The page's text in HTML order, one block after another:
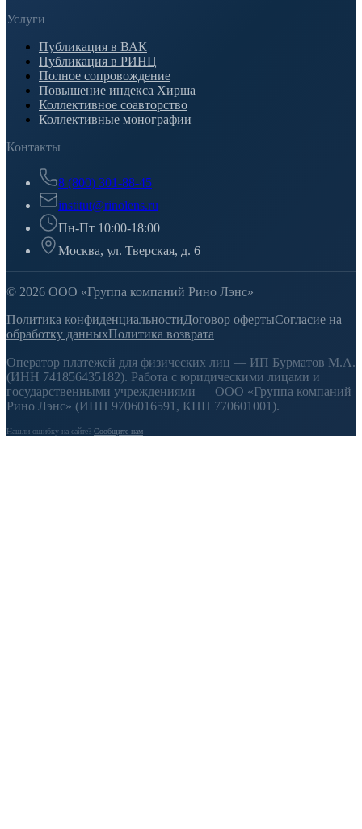
Услуги
Публикация в ВАК
Публикация в РИНЦ
Полное сопровождение
Повышение индекса Хирша
Коллективное соавторство
Коллективные монографии
Контакты
8 (800) 301-88-45
institut@rinolens.ru
Пн-Пт 10:00-18:00
Москва, ул. Тверская, д. 6
© 2026 ООО «Группа компаний Рино Лэнс»
Политика конфиденциальностиДоговор офертыСогласие на
обработку данныхПолитика возврата
Оператор платежей для физических лиц — ИП Бурматов М.А.
(ИНН 741856435182). Работа с юридическими лицами и
государственными учреждениями — ООО «Группа компаний
Рино Лэнс» (ИНН 9706016591, КПП 770601001).
Нашли ошибку на сайте? Сообщите нам